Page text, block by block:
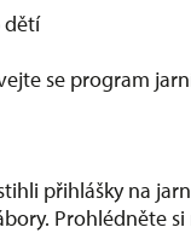
dětí
se program
přihlášky na
Prohlédněte